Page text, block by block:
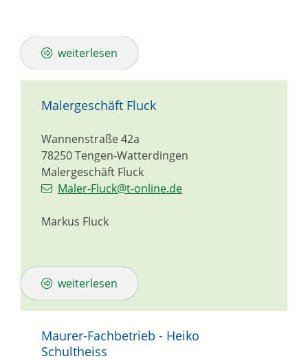
weiterlesen
Malergeschäft Fluck
Malergeschäft Fluck
Wannenstraße 42a
78250Tengen-Watterdingen
Maler-Fluck@t-online.de
Markus Fluck
weiterlesen
Maurer-Fachbetrieb - Heiko
Schultheiss